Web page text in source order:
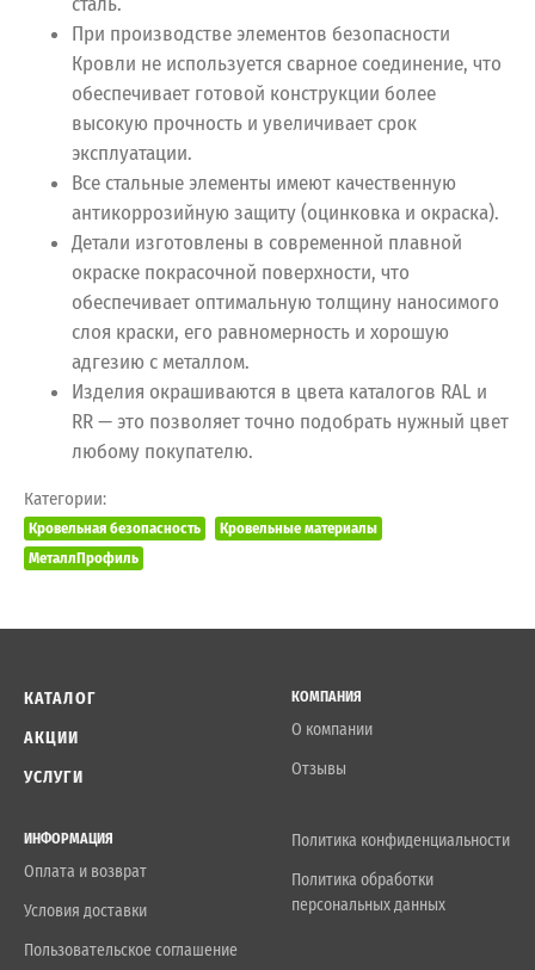
При производстве элементов безопасности
Кровли не используется сварное соединение, что
обеспечивает готовой конструкции более
высокую прочность и увеличивает срок
эксплуатации.
Все стальные элементы имеют качественную
антикоррозийную защиту (оцинковка и окраска).
Детали изготовлены в современной плавной
окраске покрасочной поверхности, что
обеспечивает оптимальную толщину наносимого
слоя краски, его равномерность и хорошую
адгезию с металлом.
Изделия окрашиваются в цвета каталогов RAL и
RR — это позволяет точно подобрать нужный цвет
любому покупателю.
Категории:
Кровельная безопасность
Кровельные материалы
МеталлПрофиль
КАТАЛОГ
АКЦИИ
УСЛУГИ
КОМПАНИЯ
О компании
Отзывы
ИНФОРМАЦИЯ
Оплата и возврат
Условия доставки
Пользовательское соглашение
Политика конфиденциальности
Политика обработки
персональных данных